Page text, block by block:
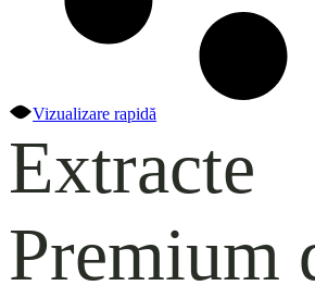
Vizualizare rapidă
Extracte
Premium